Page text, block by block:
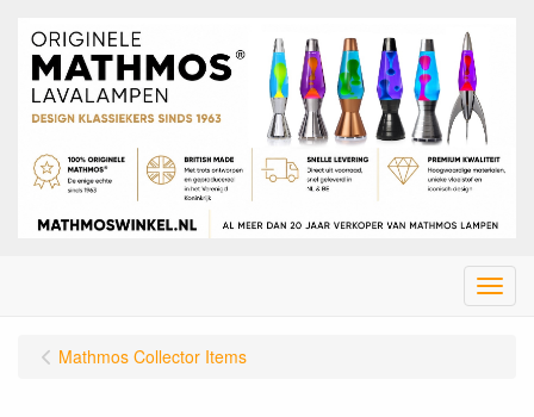
Menu
Mathmos Collector Items